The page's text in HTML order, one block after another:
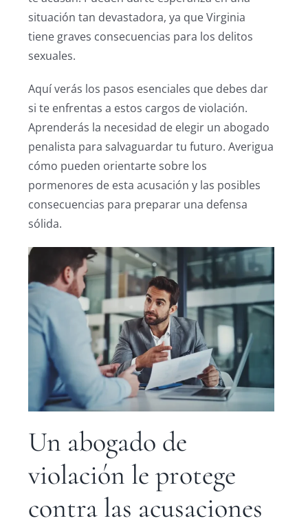
situación tan devastadora, ya que Virginia
tiene graves consecuencias para los delitos
sexuales.
Aquí verás los pasos esenciales que debes dar
si te enfrentas a estos cargos de violación.
Aprenderás la necesidad de elegir un abogado
penalista para salvaguardar tu futuro. Averigua
cómo pueden orientarte sobre los
pormenores de esta acusación y las posibles
consecuencias para preparar una defensa
sólida.
Un abogado de
violación le protege
contra las acusaciones